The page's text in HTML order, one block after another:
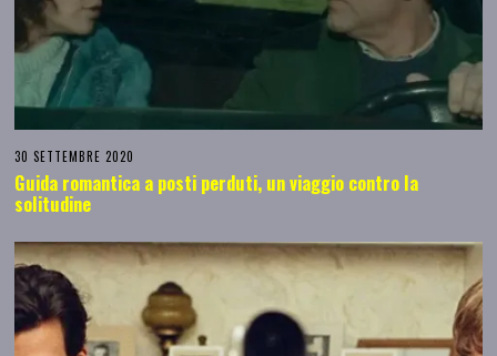
30 SETTEMBRE 2020
Guida romantica a posti perduti, un viaggio contro la
solitudine